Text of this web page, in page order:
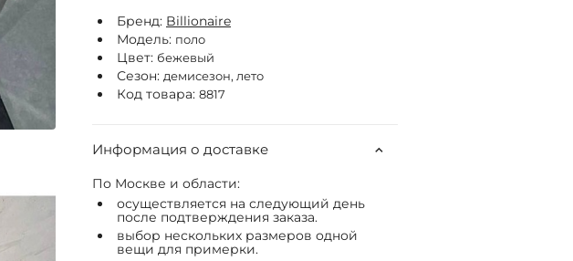
Бренд: Billionaire
Модель: поло
Цвет: бежевый
Сезон: демисезон, лето
Код товара: 8817
Информация о доставке
По Москве и области:
осуществляется на следующий день
после подтверждения заказа.
выбор нескольких размеров одной
вещи для примерки.